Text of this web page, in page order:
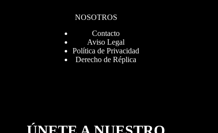
NOSOTROS
Contacto
Aviso Legal
Política de Privacidad
Derecho de Réplica